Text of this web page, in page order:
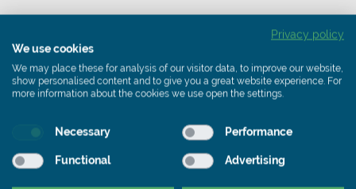
Pressekontakt
Privacy policy
We use cookies
We may place these for analysis of our visitor data, to improve our website,
show personalised content and to give you a great website experience. For
more information about the cookies we use open the settings.
Necessary Performance
Functional Advertising